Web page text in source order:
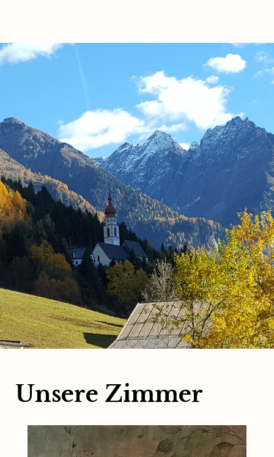
Unsere Zimmer